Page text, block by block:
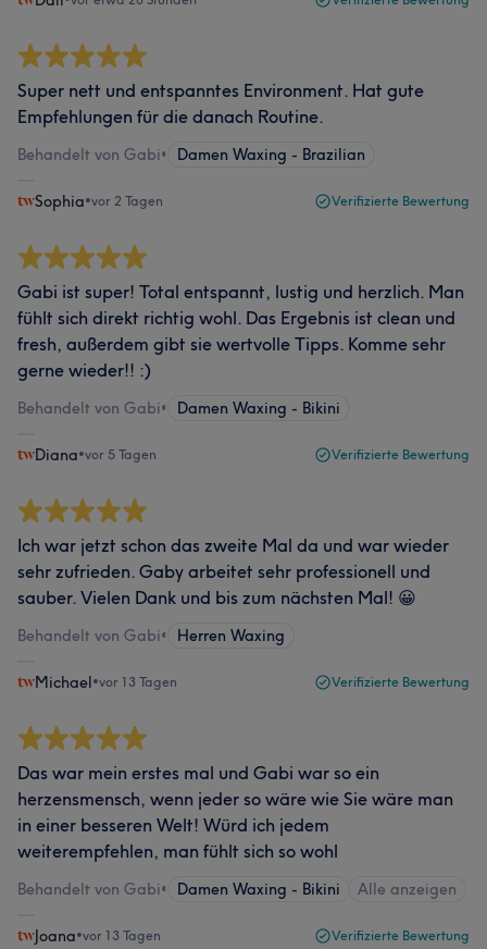
Super nett und entspanntes Environment. Hat gute
Empfehlungen für die danach Routine.
Behandelt von Gabi• Damen Waxing - Brazilian
Sophia•vor 2 Tagen Verifizierte Bewertung
Gabi ist super! Total entspannt, lustig und herzlich. Man
fühlt sich direkt richtig wohl. Das Ergebnis ist clean und
fresh, außerdem gibt sie wertvolle Tipps. Komme sehr
gerne wieder!! :)
Behandelt von Gabi• Damen Waxing - Bikini
Diana•vor 5 Tagen Verifizierte Bewertung
Ich war jetzt schon das zweite Mal da und war wieder
sehr zufrieden. Gaby arbeitet sehr professionell und
sauber. Vielen Dank und bis zum nächsten Mal! 😀
Behandelt von Gabi• Herren Waxing
Michael•vor 13 Tagen Verifizierte Bewertung
Das war mein erstes mal und Gabi war so ein
herzensmensch, wenn jeder so wäre wie Sie wäre man
in einer besseren Welt! Würd ich jedem
weiterempfehlen, man fühlt sich so wohl
Behandelt von Gabi• Damen Waxing - Bikini Alle anzeigen
Joana•vor 13 Tagen Verifizierte Bewertung